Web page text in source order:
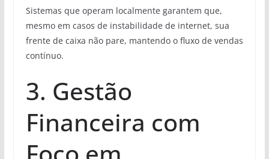
Sistemas que operam localmente garantem que,
mesmo em casos de instabilidade de internet, sua
frente de caixa não pare, mantendo o fluxo de vendas
contínuo.
3. Gestão
Financeira com